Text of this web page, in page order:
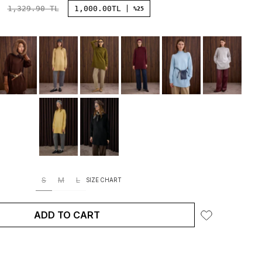
1,329.90TL 1,000.00TL %25
S M L SIZE CHART
ADD TO CART